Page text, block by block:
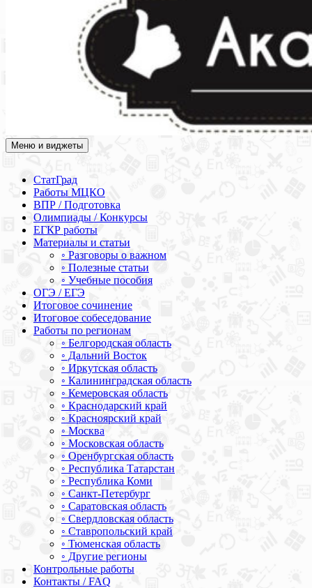
Академия СОВА
Подготовка к ЕГЭ, ОГЭ, ВПР, МЦКО, СтатГрад, КДР, ВОШ,
Меню и виджеты
СтатГрад
Работы МЦКО
ВПР / Подготовка
Олимпиады / Конкурсы
ЕГКР работы
Материалы и статьи
◦ Разговоры о важном
◦ Полезные статьи
◦ Учебные пособия
ОГЭ / ЕГЭ
Итоговое сочинение
Итоговое собеседование
Работы по регионам
◦ Белгородская область
◦ Дальний Восток
◦ Иркутская область
◦ Калининградская область
◦ Кемеровская область
◦ Краснодарский край
◦ Красноярский край
◦ Москва
◦ Московская область
◦ Оренбургская область
◦ Республика Татарстан
◦ Республика Коми
◦ Санкт-Петербург
◦ Саратовская область
◦ Свердловская область
◦ Ставропольский край
◦ Тюменская область
◦ Другие регионы
Контрольные работы
Контакты / FAQ